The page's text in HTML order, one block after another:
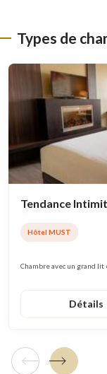
Types de
Tendance
Hôtel MUST
Chambre avec un grand lit
Détails
TuileTuile